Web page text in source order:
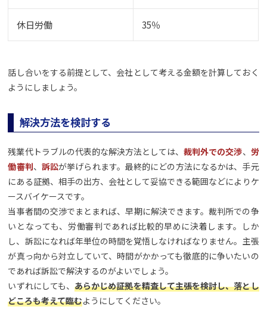
休日労働 35％
話し合いをする前提として、会社として考える金額を計算しておく
ようにしましょう。
解決方法を検討する
残業代トラブルの代表的な解決方法としては、裁判外での交渉、 労
働審判、 訴訟が挙げられます。最終的にどの方法になるかは、手元
にある証拠、相手の出方、会社として妥協できる範囲などによりケ
ースバイケースです。
当事者間の交渉でまとまれば、早期に解決できます。裁判所での争
いとなっても、労働審判であれば比較的早めに決着します。しか
し、訴訟になれば年単位の時間を覚悟しなければなりません。主張
が真っ向から対立していて、時間がかかっても徹底的に争いたいの
であれば訴訟で解決するのがよいでしょう。
いずれにしても、あらかじめ証拠を精査して主張を検討し、落とし
どころも考えて臨むようにしてください。